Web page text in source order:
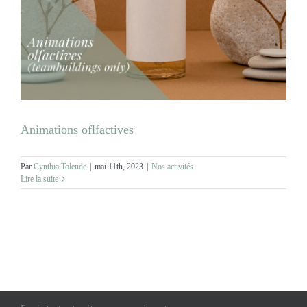
NOS ACTIVITES
CONTACT
Animations oflfactives
Par Cynthia Tolende | mai 11th, 2023 | Nos activités
Lire la suite